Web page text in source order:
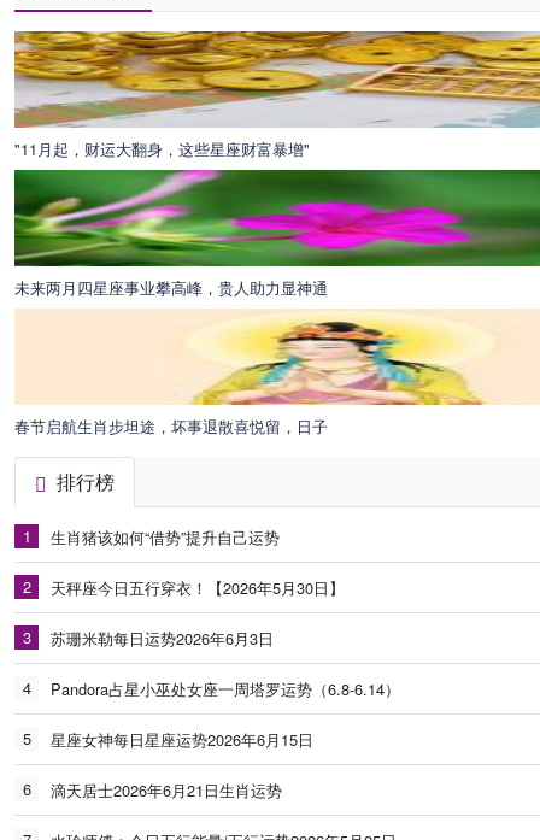
"11月起，财运大翻身，这些星座财富暴增"
未来两月四星座事业攀高峰，贵人助力显神通
春节启航生肖步坦途，坏事退散喜悦留，日子
排行榜
1 生肖猪该如何“借势”提升自己运势
2 天秤座今日五行穿衣！【2026年5月30日】
3 苏珊米勒每日运势2026年6月3日
4 Pandora占星小巫处女座一周塔罗运势（6.8-6.14）
5 星座女神每日星座运势2026年6月15日
6 滴天居士2026年6月21日生肖运势